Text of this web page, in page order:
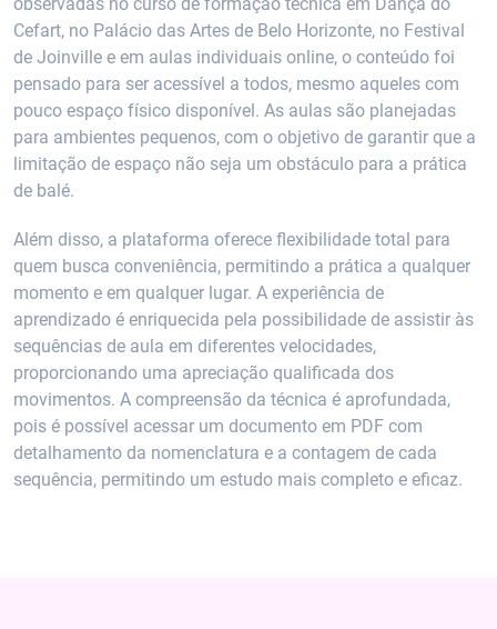
Cefart, no Palácio das Artes de Belo Horizonte, no Festival
de Joinville e em aulas individuais online, o conteúdo foi
pensado para ser acessível a todos, mesmo aqueles com
pouco espaço físico disponível. As aulas são planejadas
para ambientes pequenos, com o objetivo de garantir que a
limitação de espaço não seja um obstáculo para a prática
de balé.
Além disso, a plataforma oferece flexibilidade total para
quem busca conveniência, permitindo a prática a qualquer
momento e em qualquer lugar. A experiência de
aprendizado é enriquecida pela possibilidade de assistir às
sequências de aula em diferentes velocidades,
proporcionando uma apreciação qualificada dos
movimentos. A compreensão da técnica é aprofundada,
pois é possível acessar um documento em PDF com
detalhamento da nomenclatura e a contagem de cada
sequência, permitindo um estudo mais completo e eficaz.